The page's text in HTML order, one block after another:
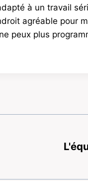
à un travail
agréable pour
peux plus